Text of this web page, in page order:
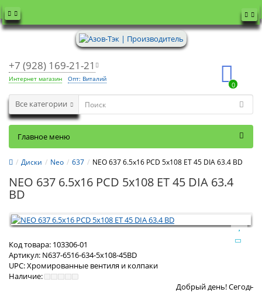
+7 (928) 169-21-21
Интернет магазин Опт: Виталий
0
Все категории
Главное меню
Диски Neo 637 NEO 637 6.5x16 PCD 5x108 ET 45 DIA 63.4 BD
NEO 637 6.5x16 PCD 5x108 ET 45 DIA 63.4
BD
Код товара: 103306-01
Артикул: N637-6516-634-5x108-45BD
UPC:Хромированные вентиля и колпаки
Наличие:
Добрый день! СегодняПятница 7